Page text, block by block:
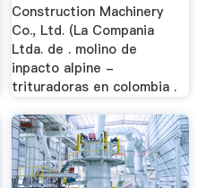
Construction Machinery
Co., Ltd. (La Compania
Ltda. de . molino de
inpacto alpine -
trituradoras en colombia .